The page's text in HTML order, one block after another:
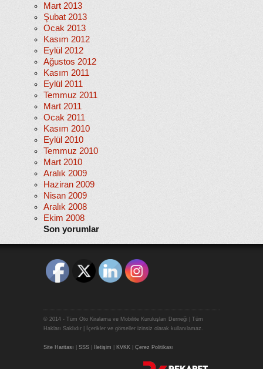
Mart 2013
Şubat 2013
Ocak 2013
Kasım 2012
Eylül 2012
Ağustos 2012
Kasım 2011
Eylül 2011
Temmuz 2011
Mart 2011
Ocak 2011
Kasım 2010
Eylül 2010
Temmuz 2010
Mart 2010
Aralık 2009
Haziran 2009
Nisan 2009
Aralık 2008
Ekim 2008
Son yorumlar
© 2014 - Tüm Oto Kiralama ve Mobilite Kuruluşları Derneği | Tüm
Hakları Saklıdır | İçerikler ve görseller izinsiz olarak kullanılamaz.
Site Haritası SSS İletişim KVKK Çerez Politikası